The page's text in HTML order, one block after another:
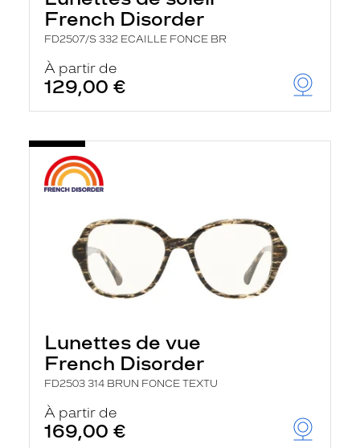
French Disorder
FD2507/S 332 ECAILLE FONCE BR
À partir de
129,00 €
Lunettes de vue
French Disorder
FD2503 314 BRUN FONCE TEXTU
À partir de
169,00 €